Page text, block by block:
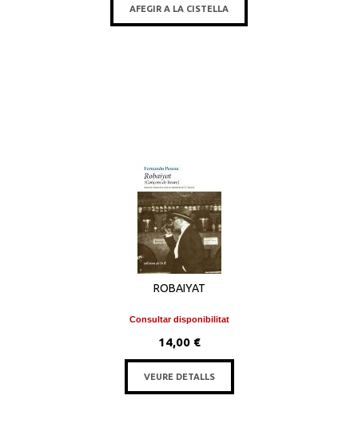
AFEGIR A LA CISTELLA
ROBAIYAT
Consultar disponibilitat
14,00 €
VEURE DETALLS